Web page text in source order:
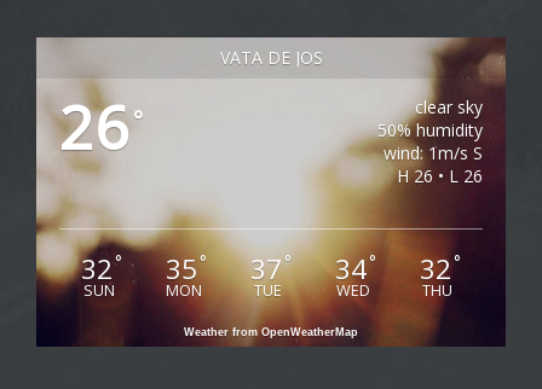
VATA DE JOS
26°
clear sky
50% humidity
wind: 1m/s S
H 26 • L 26
32°
SUN
35°
MON
37°
TUE
34°
WED
32°
THU
Weather from OpenWeatherMap